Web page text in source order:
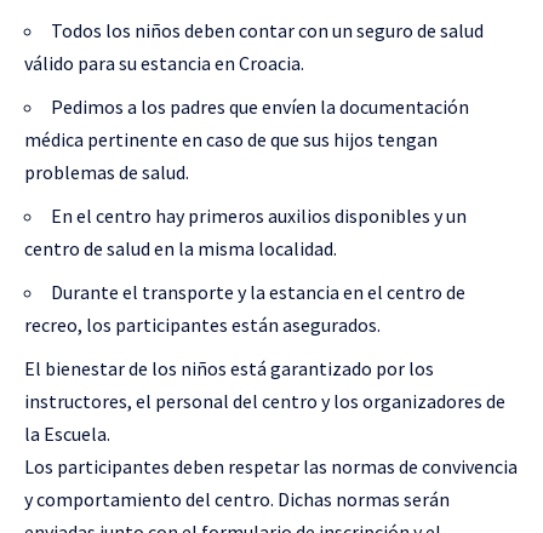
Todos los niños deben contar con un seguro de salud
válido para su estancia en Croacia.
Pedimos a los padres que envíen la documentación
médica pertinente en caso de que sus hijos tengan
problemas de salud.
En el centro hay primeros auxilios disponibles y un
centro de salud en la misma localidad.
Durante el transporte y la estancia en el centro de
recreo, los participantes están asegurados.
El bienestar de los niños está garantizado por los
instructores, el personal del centro y los organizadores de
la Escuela.
Los participantes deben respetar las normas de convivencia
y comportamiento del centro. Dichas normas serán